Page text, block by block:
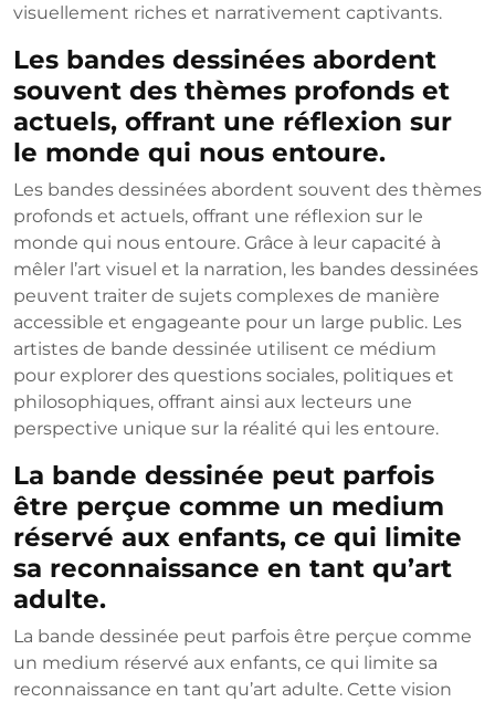
visuellement riches et narrativement captivants.
Les bandes dessinées abordent
souvent des thèmes profonds et
actuels, offrant une réflexion sur
le monde qui nous entoure.
Les bandes dessinées abordent souvent des thèmes
profonds et actuels, offrant une réflexion sur le
monde qui nous entoure. Grâce à leur capacité à
mêler l’art visuel et la narration, les bandes dessinées
peuvent traiter de sujets complexes de manière
accessible et engageante pour un large public. Les
artistes de bande dessinée utilisent ce médium
pour explorer des questions sociales, politiques et
philosophiques, offrant ainsi aux lecteurs une
perspective unique sur la réalité qui les entoure.
La bande dessinée peut parfois
être perçue comme un medium
réservé aux enfants, ce qui limite
sa reconnaissance en tant qu’art
adulte.
La bande dessinée peut parfois être perçue comme
un medium réservé aux enfants, ce qui limite sa
reconnaissance en tant qu’art adulte. Cette vision